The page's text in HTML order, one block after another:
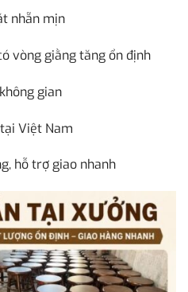
nhẵn mịn
vòng giằng tăng ổn định
gian
Việt Nam
hỗ trợ giao nhanh